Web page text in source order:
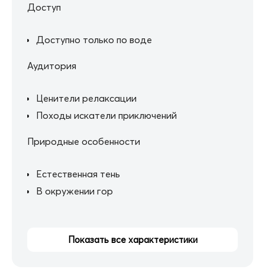
Доступ
Доступно только по воде
Аудитория
Ценители релаксации
Походы искатели приключений
Природные особенности
Естественная тень
В окружении гор
Показать все характеристики